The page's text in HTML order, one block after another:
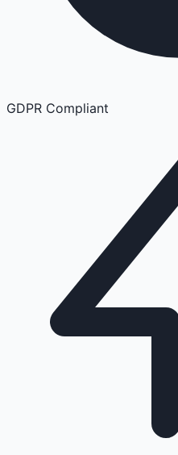
GDPR Compliant